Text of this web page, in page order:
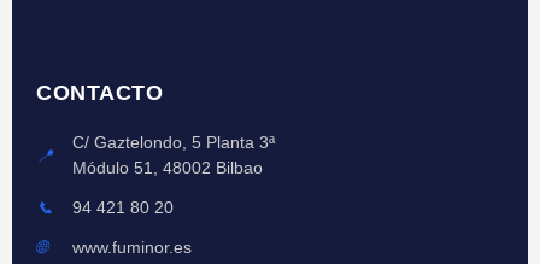
CONTACTO
📍
C/ Gaztelondo, 5 Planta 3ª
Módulo 51, 48002 Bilbao
📞 94 421 80 20
🌐 www.fuminor.es